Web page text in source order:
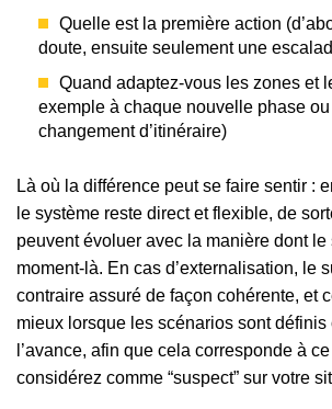
Quelle est la première action
doute, ensuite seulement une
Quand adaptez-vous les zones et
exemple à chaque nouvelle phase
changement d’itinéraire)
Là où la différence peut se faire sentir :
le système reste direct et flexible, de
peuvent évoluer avec la manière dont
moment-là. En cas d’externalisation, le
contraire assuré de façon cohérente, et
mieux lorsque les scénarios sont définis
l’avance, afin que cela corresponde à
considérez comme “suspect” sur votre